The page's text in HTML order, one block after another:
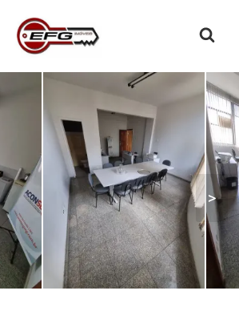
Página inicial
>